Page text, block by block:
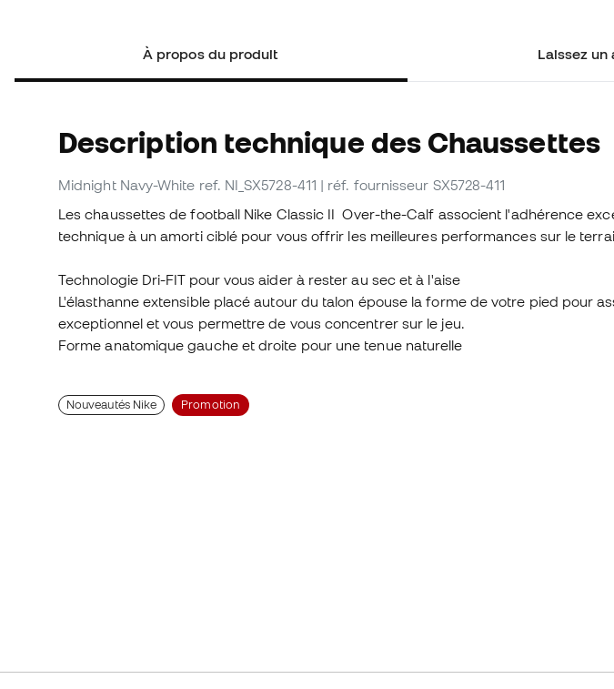
À propos du produit Laissez un
Description technique des Chaussettes
Midnight Navy-White ref. NI_SX5728-411 | réf. fournisseur SX5728-411
Les chaussettes de football Nike Classic II Over-the-Calf associent l'adhérence
technique à un amorti ciblé pour vous offrir les meilleures performances sur le
Technologie Dri-FIT pour vous aider à rester au sec et à l'aise
L'élasthanne extensible placé autour du talon épouse la forme de votre pied pour
exceptionnel et vous permettre de vous concentrer sur le jeu.
Forme anatomique gauche et droite pour une tenue naturelle
Nouveautés Nike Promotion